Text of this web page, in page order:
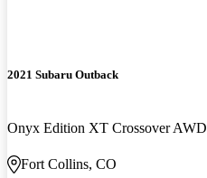
2021 Subaru Outback
Onyx Edition XT Crossover AWD
Fort Collins, CO